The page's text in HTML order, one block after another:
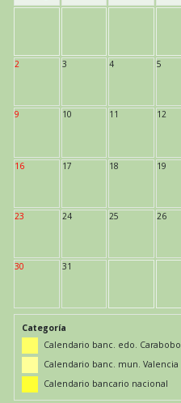
2 3 4 5
9 10 11 12
16 17 18 19
23 24 25 26
30 31
Categoría
Calendario banc. edo. Carabobo
Calendario banc. mun. Valencia
Calendario bancario nacional